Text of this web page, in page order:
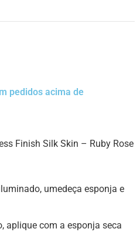
pedidos acima de
Finish Silk Skin – Ruby Rose
umedeça esponja e
aplique com a esponja seca